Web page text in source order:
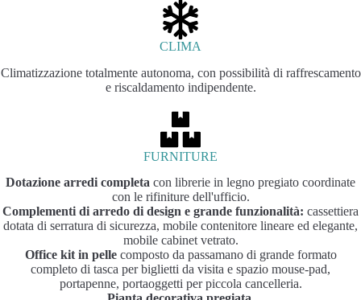
CLIMA
Climatizzazione totalmente autonoma, con possibilità di raffrescamento
e riscaldamento indipendente.
FURNITURE
Dotazione arredi completa con librerie in legno pregiato coordinate
con le rifiniture dell'ufficio.
Complementi di arredo di design e grande funzionalità: cassettiera
dotata di serratura di sicurezza, mobile contenitore lineare ed elegante,
mobile cabinet vetrato.
Office kit in pellecomposto da passamano di grande formato
completo di tasca per biglietti da visita e spazio mouse-pad,
portapenne, portaoggetti per piccola cancelleria.